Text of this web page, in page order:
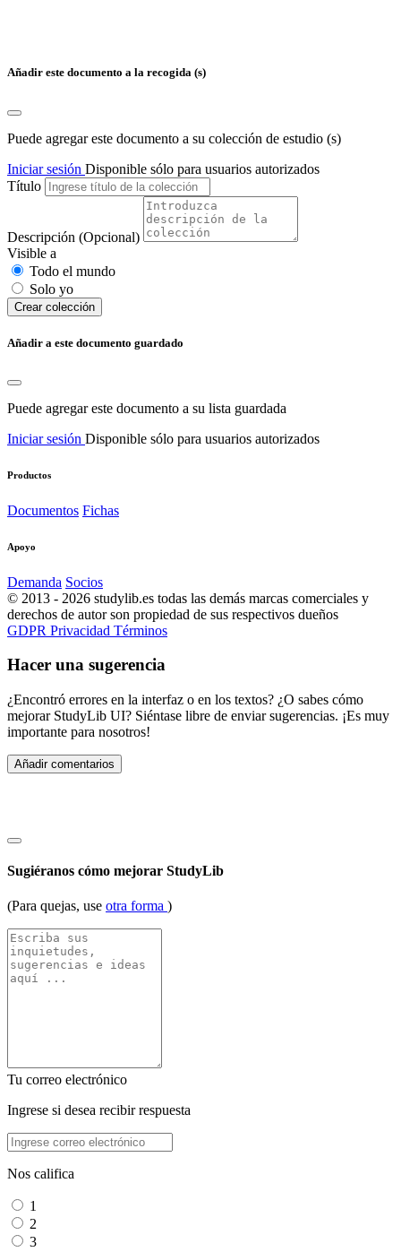
Añadir este documento a la recogida (s)
Puede agregar este documento a su colección de estudio (s)
Iniciar sesión Disponible sólo para usuarios autorizados
Título
Descripción (Opcional)
Visible a
Todo el mundo
Solo yo
Сrear colección
Añadir a este documento guardado
Puede agregar este documento a su lista guardada
Iniciar sesión Disponible sólo para usuarios autorizados
Productos
Documentos Fichas
Apoyo
Demanda Socios
© 2013 - 2026 studylib.es todas las demás marcas comerciales y
derechos de autor son propiedad de sus respectivos dueños
GDPR Privacidad Términos
Hacer una sugerencia
¿Encontró errores en la interfaz o en los textos? ¿O sabes cómo
mejorar StudyLib UI? Siéntase libre de enviar sugerencias. ¡Es muy
importante para nosotros!
Añadir comentarios
Sugiéranos cómo mejorar StudyLib
(Para quejas, use otra forma )
Tu correo electrónico
Ingrese si desea recibir respuesta
Nos califica
1
2
3